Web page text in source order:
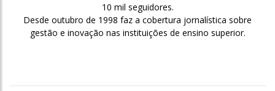
10 mil seguidores.
Desde outubro de 1998 faz a cobertura jornalística sobre
gestão e inovação nas instituições de ensino superior.